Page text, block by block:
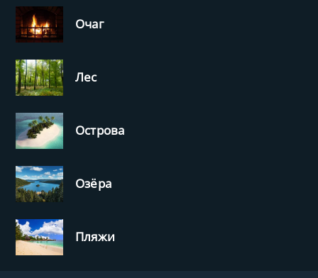
Очаг
Лес
Острова
Озёра
Пляжи